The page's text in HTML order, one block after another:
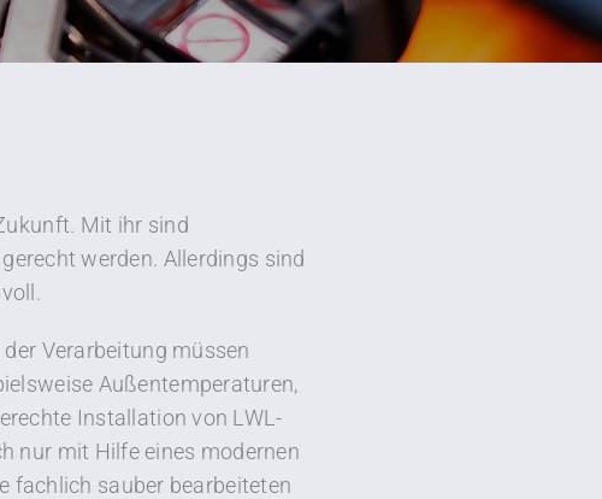
Mit ihr sind
werden. Allerdings sind
Verarbeitung müssen
Außentemperaturen,
Installation von LWL-
nur mit Hilfe eines modernen
fachlich sauber bearbeiteten